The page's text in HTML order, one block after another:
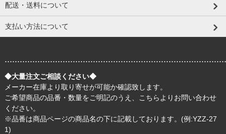
配送・送料について
支払い方法について
◆大量注文ご相談ください◆
メーカー在庫より取り寄せが可能か確認致します。
ご希望商品の品番・数量をご明記のうえ、
こちら よりお問い合わせ
ください。
※品番は商品ページの商品名の下に記載しております。(例:YZZ-27
1)